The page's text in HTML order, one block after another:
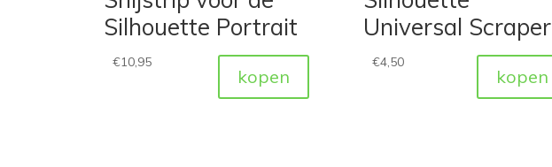
Silhouette Portrait
€10,95
kopen
Universal Scraper
€4,50
kopen